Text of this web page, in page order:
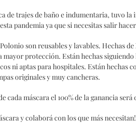
de trajes de baño e indumentaria, tuvo
pandemia ya que si necesitas salir
son reusables y lavables. Hechas
mayor protección. Están hechas
ni aptas para hospitales. Están hechas
originales y muy cancheras.
cada máscara el 100% de la ganancia será
y colaborá con los que más necesitan!